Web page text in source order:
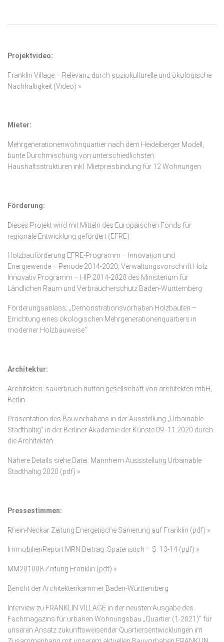
Projektvideo:
Franklin Village – Relevanz durch soziokulturelle und ökologische
Nachhaltigkeit (Video) »
Mieter:
Mehrgenerationenwohnquartier nach dem Heidelberger Modell,
bunte Durchmischung von unterschiedlichsten
Haushaltsstrukturen inkl. Mietpreisbindung für 12 Wohnungen
Förderung:
Dieses Projekt wird mit Mitteln des Europäischen Fonds für
regionale Entwicklung gefördert (EFRE).
Holzbauförderung EFRE-Programm – Innovation und
Energiewende – Periode 2014-2020, Verwaltungsvorschrift Holz
Innovativ Programm – HIP 2014-2020 des Ministerium für
Ländlichen Raum und Verbraucherschutz Baden-Württemberg
Förderungsanlass: „Demonstrationsvorhaben Holzbauten –
Errichtung eines ökologischen Mehrgenerationenquartiers in
moderner Holzbauweise“
Architektur:
Architekten: sauerbruch hutton gesellschaft von architekten mbH,
Berlin
Präsentation des Bauvorhabens in der Ausstellung „Urbainable
Stadthaltig“ in der Berliner Akademie der Künste 09.-11.2020 durch
die Architekten
Nähere Details siehe Datei: Mannheim Aussstellung Urbainable
Stadthaltig 2020 (pdf) »
Pressestimmen:
Rhein-Neckar Zeitung Energetische Sanierung auf Franklin (pdf) »
ImmobilienReport MRN Beitrag_Spatenstich – S. 13-14 (pdf) »
MM201008 Zeitung Franklin (pdf) »
Bericht der Architektenkammer Baden-Württemberg
Interview zu FRANKLIN VILLAGE in der neusten Ausgabe des
Fachmagazins für urbanen Wohnungsbau „Quartier (1-2021)“ für
unseren Ansatz zukunftsweisender Quartiersentwicklungen im